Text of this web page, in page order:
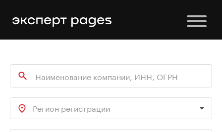
Регион регистрации